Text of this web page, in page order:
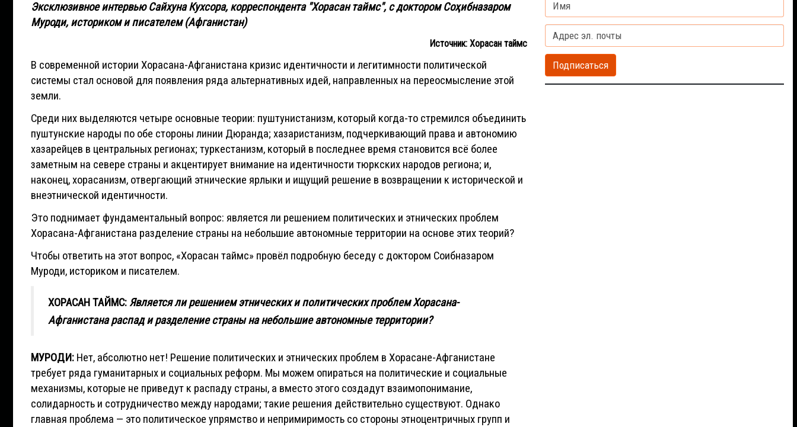
Эксклюзивное интервью Сайхуна Кухсора, корреспондента "Хорасан таймс", с доктором Соҳибназаром
Муроди, историком и писателем (Афганистан)
Источник: Хорасан таймс
В современной истории Хорасана-Афганистана кризис идентичности и легитимности политической
системы стал основой для появления ряда альтернативных идей, направленных на переосмысление этой
земли.
Среди них выделяются четыре основные теории: пуштунистанизм, который когда-то стремился объединить
пуштунские народы по обе стороны линии Дюранда; хазаристанизм, подчеркивающий права и автономию
хазарейцев в центральных регионах; туркестанизм, который в последнее время становится всё более
заметным на севере страны и акцентирует внимание на идентичности тюркских народов региона; и,
наконец, хорасанизм, отвергающий этнические ярлыки и ищущий решение в возвращении к исторической и
внеэтнической идентичности.
Это поднимает фундаментальный вопрос: является ли решением политических и этнических проблем
Хорасана-Афганистана разделение страны на небольшие автономные территории на основе этих теорий?
Чтобы ответить на этот вопрос, «Хорасан таймс» провёл подробную беседу с доктором Соҳибназаром
Муроди, историком и писателем.
ХОРАСАН ТАЙМС:Является ли решением этнических и политических проблем Хорасана-
Афганистана распад и разделение страны на небольшие автономные территории?
МУРОДИ: Нет, абсолютно нет! Решение политических и этнических проблем в Хорасане-Афганистане
требует ряда гуманитарных и социальных реформ. Мы можем опираться на политические и социальные
механизмы, которые не приведут к распаду страны, а вместо этого создадут взаимопонимание,
солидарность и сотрудничество между народами; такие решения действительно существуют. Однако
главная проблема — это политическое упрямство и непримиримость со стороны этноцентричных групп и